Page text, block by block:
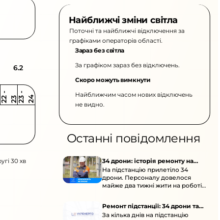
6.2
2 2
-
2 3 2 3
-
2 4
30 хв
Найближчі зміни світла
Поточні та найближчі відключення за
графіками операторів області.
Зараз без світла
За графіком зараз без відключень.
Скоро можуть вимкнути
Найближчим часом нових відключень
не видно.
Останні повідомлення
34 дрони: історія ремонту на
підстанції
На підстанцію прилетіло 34
дрони. Персоналу довелося
майже два тижні жити на роботі
Ремонт підстанції: 34 дрони та
окупація
За кілька днів на підстанцію